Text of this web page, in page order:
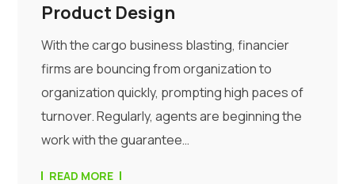
Product Design
With the cargo business blasting, financier
firms are bouncing from organization to
organization quickly, prompting high paces of
turnover. Regularly, agents are beginning the
work with the guarantee…
READ MORE